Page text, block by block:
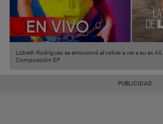
Lizbeth Rodríguez se emocionó al volver a ver a su ex Alí.
Composición EP